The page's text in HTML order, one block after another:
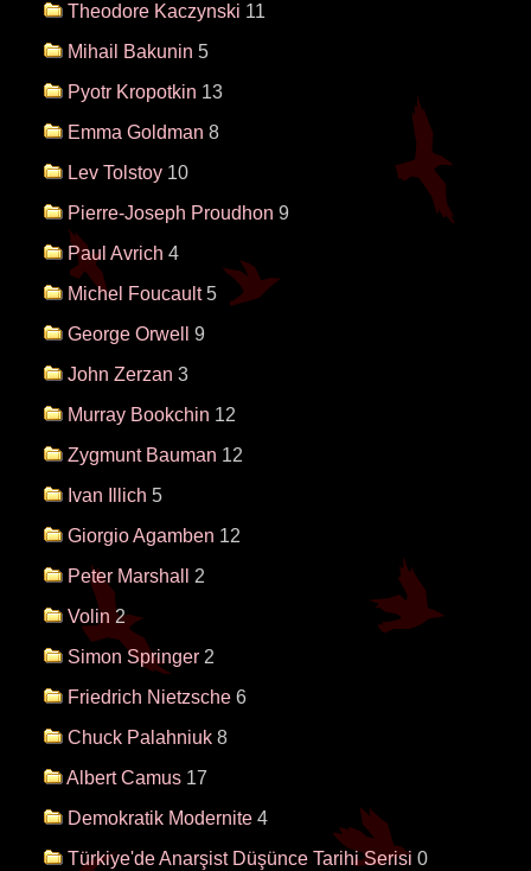
Theodore Kaczynski 11
Mihail Bakunin 5
Pyotr Kropotkin 13
Emma Goldman 8
Lev Tolstoy 10
Pierre-Joseph Proudhon 9
Paul Avrich 4
Michel Foucault 5
George Orwell
9
John Zerzan 3
Murray Bookchin 12
Zygmunt Bauman 12
Ivan Illich 5
Giorgio Agamben 12
Peter Marshall
2
Volin 2
Simon Springer 2
Friedrich Nietzsche 6
Chuck Palahniuk 8
Albert Camus 17
Demokratik Modernite 4
Türkiye'de Anarşist Düşünce Tarihi Serisi 0